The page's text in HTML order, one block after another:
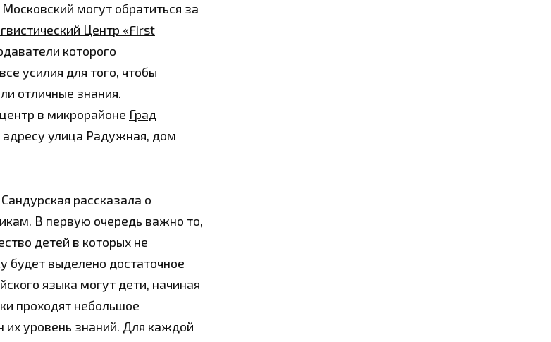
могут обратиться за
Центр «First
которого
усилия для того, чтобы
отличные знания.
в микрорайоне Град
адресу улица Радужная, дом
рассказала о
В первую очередь важно то,
детей в которых не
выделено достаточное
языка могут дети, начиная
проходят небольшое
их уровень знаний. Для каждой